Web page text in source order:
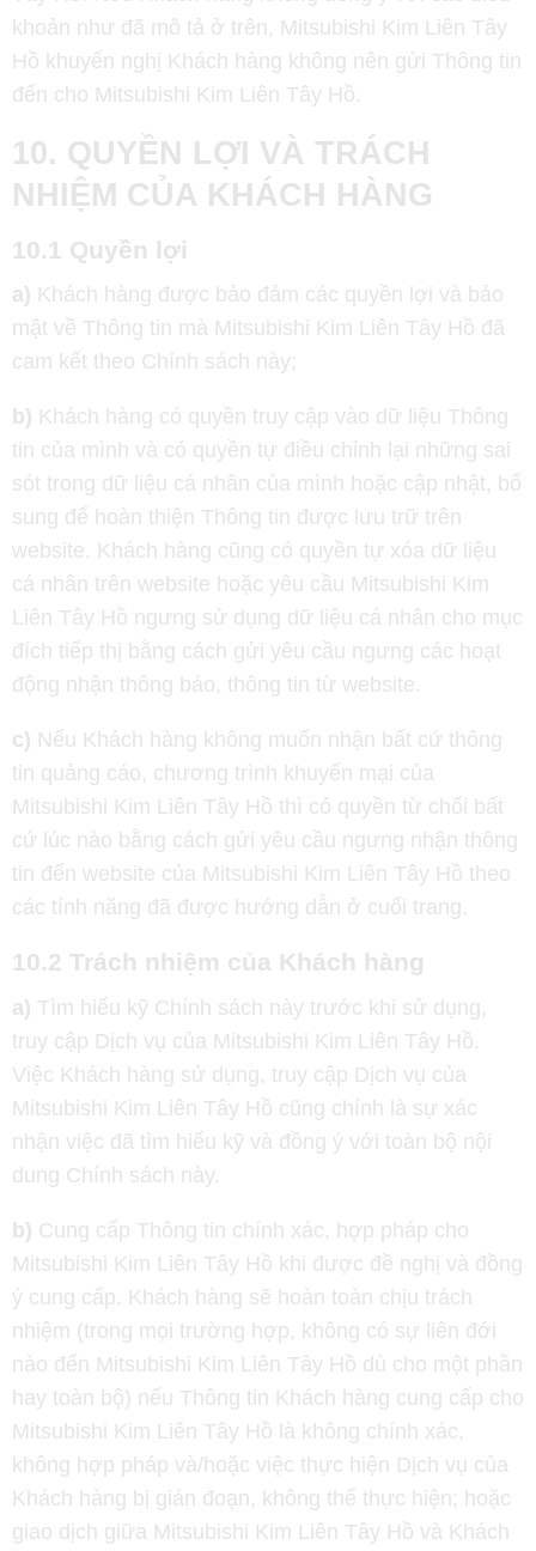
khoản như đã mô tả ở trên, Mitsubishi Kim Liên Tây
Hồ khuyến nghị Khách hàng không nên gửi Thông tin
đến cho Mitsubishi Kim Liên Tây Hồ.
10. QUYỀN LỢI VÀ TRÁCH
NHIỆM CỦA KHÁCH HÀNG
10.1 Quyền lợi
a) Khách hàng được bảo đảm các quyền lợi và bảo
mật về Thông tin mà Mitsubishi Kim Liên Tây Hồ đã
cam kết theo Chính sách này;
b) Khách hàng có quyền truy cập vào dữ liệu Thông
tin của mình và có quyền tự điều chỉnh lại những sai
sót trong dữ liệu cá nhân của mình hoặc cập nhật, bổ
sung để hoàn thiện Thông tin được lưu trữ trên
website. Khách hàng cũng có quyền tự xóa dữ liệu
cá nhân trên website hoặc yêu cầu Mitsubishi Kim
Liên Tây Hồ ngưng sử dụng dữ liệu cá nhân cho mục
đích tiếp thị bằng cách gửi yêu cầu ngưng các hoạt
động nhận thông báo, thông tin từ website.
c) Nếu Khách hàng không muốn nhận bất cứ thông
tin quảng cáo, chương trình khuyến mại của
Mitsubishi Kim Liên Tây Hồ thì có quyền từ chối bất
cứ lúc nào bằng cách gửi yêu cầu ngưng nhận thông
tin đến website của Mitsubishi Kim Liên Tây Hồ theo
các tính năng đã được hướng dẫn ở cuối trang.
10.2 Trách nhiệm của Khách hàng
a) Tìm hiểu kỹ Chính sách này trước khi sử dụng,
truy cập Dịch vụ của Mitsubishi Kim Liên Tây Hồ.
Việc Khách hàng sử dụng, truy cập Dịch vụ của
Mitsubishi Kim Liên Tây Hồ cũng chính là sự xác
nhận việc đã tìm hiểu kỹ và đồng ý với toàn bộ nội
dung Chính sách này.
b) Cung cấp Thông tin chính xác, hợp pháp cho
Mitsubishi Kim Liên Tây Hồ khi được đề nghị và đồng
ý cung cấp. Khách hàng sẽ hoàn toàn chịu trách
nhiệm (trong mọi trường hợp, không có sự liên đới
nào đến Mitsubishi Kim Liên Tây Hồ dù cho một phần
hay toàn bộ) nếu Thông tin Khách hàng cung cấp cho
Mitsubishi Kim Liên Tây Hồ là không chính xác,
không hợp pháp và/hoặc việc thực hiện Dịch vụ của
Khách hàng bị gián đoạn, không thể thực hiện; hoặc
giao dịch giữa Mitsubishi Kim Liên Tây Hồ và Khách